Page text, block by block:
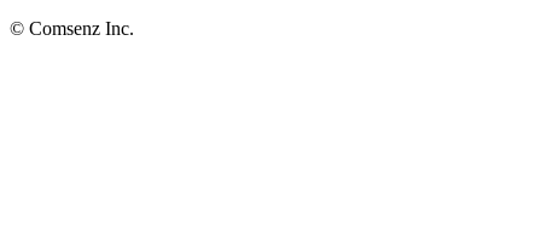
© Comsenz Inc.